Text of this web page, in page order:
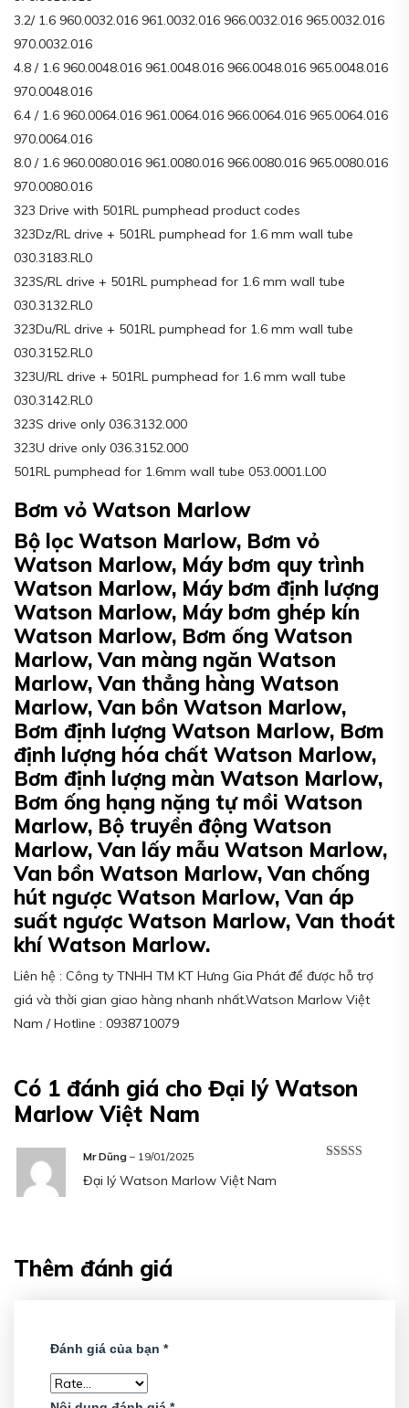
3.2/ 1.6 960.0032.016 961.0032.016 966.0032.016 965.0032.016
970.0032.016
4.8 / 1.6 960.0048.016 961.0048.016 966.0048.016 965.0048.016
970.0048.016
6.4 / 1.6 960.0064.016 961.0064.016 966.0064.016 965.0064.016
970.0064.016
8.0 / 1.6 960.0080.016 961.0080.016 966.0080.016 965.0080.016
970.0080.016
323 Drive with 501RL pumphead product codes
323Dz/RL drive + 501RL pumphead for 1.6 mm wall tube
030.3183.RL0
323S/RL drive + 501RL pumphead for 1.6 mm wall tube
030.3132.RL0
323Du/RL drive + 501RL pumphead for 1.6 mm wall tube
030.3152.RL0
323U/RL drive + 501RL pumphead for 1.6 mm wall tube
030.3142.RL0
323S drive only 036.3132.000
323U drive only 036.3152.000
501RL pumphead for 1.6mm wall tube 053.0001.L00
Bơm vỏ Watson Marlow
Bộ lọc Watson Marlow, Bơm vỏ
Watson Marlow, Máy bơm quy trình
Watson Marlow, Máy bơm định lượng
Watson Marlow, Máy bơm ghép kín
Watson Marlow, Bơm ống Watson
Marlow, Van màng ngăn Watson
Marlow, Van thẳng hàng Watson
Marlow, Van bồn Watson Marlow,
Bơm định lượng Watson Marlow, Bơm
định lượng hóa chất Watson Marlow,
Bơm định lượng màn Watson Marlow,
Bơm ống hạng nặng tự mồi Watson
Marlow, Bộ truyền động Watson
Marlow, Van lấy mẫu Watson Marlow,
Van bồn Watson Marlow, Van chống
hút ngược Watson Marlow, Van áp
suất ngược Watson Marlow, Van thoát
khí Watson Marlow.
Liên hệ : Công ty TNHH TM KT Hưng Gia Phát để được hỗ trợ
giá và thời gian giao hàng nhanh nhất.Watson Marlow Việt
Nam / Hotline : 0938710079
Có 1 đánh giá cho Đại lý Watson
Marlow Việt Nam
Mr Dũng – 19/01/2025
Đại lý Watson Marlow Việt Nam
Thêm đánh giá
Đánh giá của bạn *